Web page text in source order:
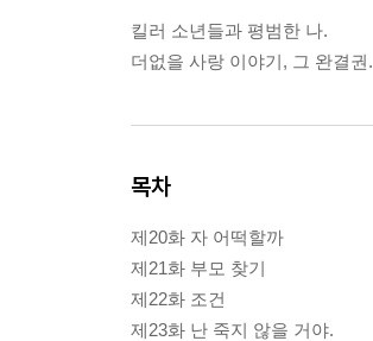
킬러 소년들과 평범한 나.
더없을 사랑 이야기, 그 완결권.
목차
제20화 자 어떡할까
제21화 부모 찾기
제22화 조건
제23화 난 죽지 않을 거야.